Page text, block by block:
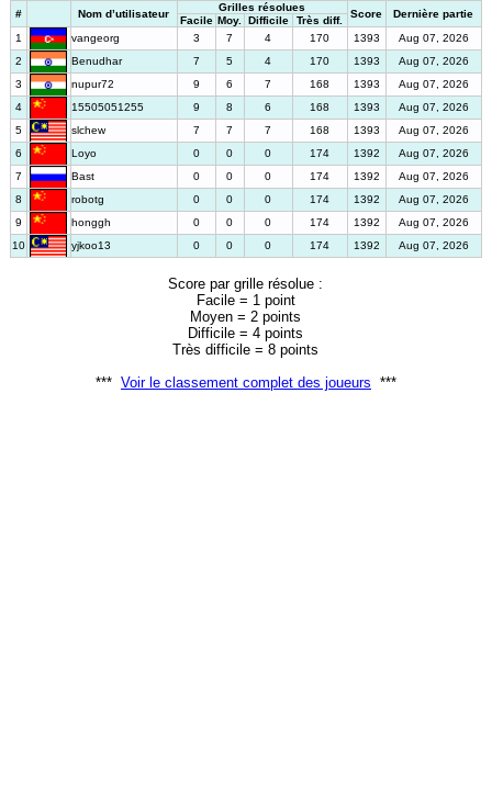
# Nom d’utilisateur
Grilles résolues
Score Dernière partie
Facile Moy. Difficile
Très diff.
1
vangeorg 3 7 4 170 1393
Aug 07, 2026
2
Benudhar 7 5 4 170 1393
Aug 07, 2026
3
nupur72 9 6 7 168 1393
Aug 07, 2026
4
15505051255 9 8 6 168 1393
Aug 07, 2026
5
slchew 7 7 7 168 1393
Aug 07, 2026
6
Loyo 0 0 0 174 1392
Aug 07, 2026
7
Bast 0 0 0 174 1392
Aug 07, 2026
8
robotg 0 0 0 174 1392
Aug 07, 2026
9
honggh 0 0 0 174 1392
Aug 07, 2026
10
yjkoo13 0 0 0 174 1392 Aug 07, 2026
Score par grille résolue :
Facile = 1 point
Moyen = 2 points
Difficile = 4 points
Très difficile = 8 points
*** Voir le classement complet des joueurs ***